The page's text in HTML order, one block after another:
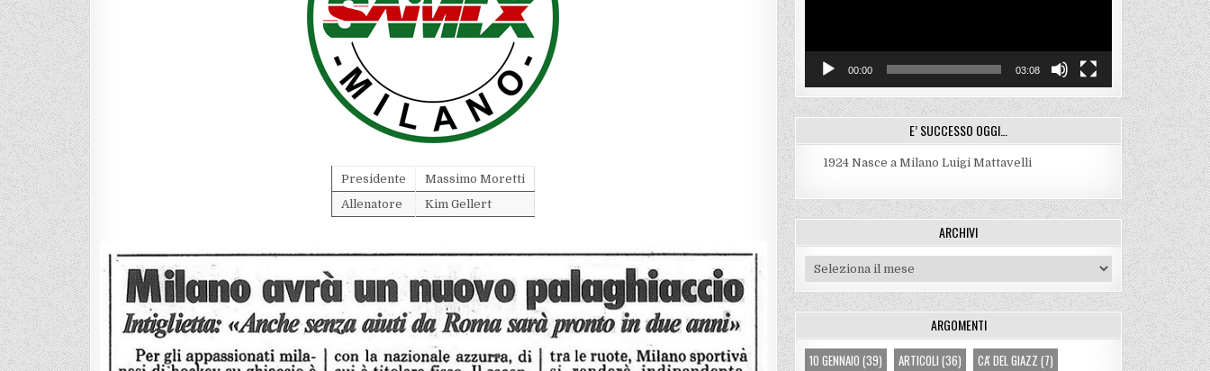
Presidente
Massimo Moretti
Allenatore
Kim Gellert
00:00 03:08
E’ SUCCESSO OGGI…
1924 Nasce a Milano Luigi Mattavelli
ARCHIVI
Archivi
ARGOMENTI
10 GENNAIO (39) ARTICOLI (36) CA' DEL GIAZZ (7)